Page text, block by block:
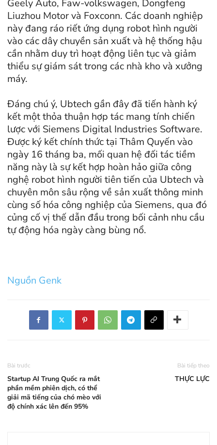
Geely Auto, Faw-volkswagen, Dongfeng
Liuzhou Motor và Foxconn. Các doanh nghiệp
này đang ráo riết ứng dụng robot hình người
vào các dây chuyền sản xuất và hệ thống hậu
cần nhằm duy trì hoạt động liên tục và giảm
thiểu sự giám sát trong các nhà kho và xưởng
máy.
Đáng chú ý, Ubtech gần đây đã tiến hành ký
kết một thỏa thuận hợp tác mang tính chiến
lược với Siemens Digital Industries Software.
Được ký kết chính thức tại Thâm Quyến vào
ngày 16 tháng ba, mối quan hệ đối tác tiềm
năng này là sự kết hợp hoàn hảo giữa công
nghệ robot hình người tiên tiến của Ubtech và
chuyên môn sâu rộng về sản xuất thông minh
cùng số hóa công nghiệp của Siemens, qua đó
củng cố vị thế dẫn đầu trong bối cảnh nhu cầu
tự động hóa ngày càng bùng nổ.
Nguồn Genk
Bài trước
Startup AI Trung Quốc ra mắt
phần mềm phiên dịch, có thể
giải mã tiếng của chó mèo với
độ chính xác lên đến 95%
Bài tiếp theo
THỰC LỰC